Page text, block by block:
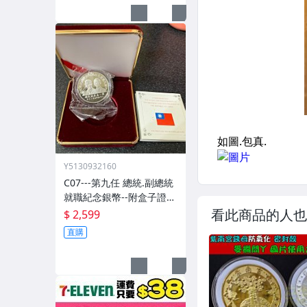
看此商品的人
Y5130932160
C07---第九任 總統.副總統
就職紀念銀幣--附盒子證書
(無外紙盒)
$ 2,599
直購